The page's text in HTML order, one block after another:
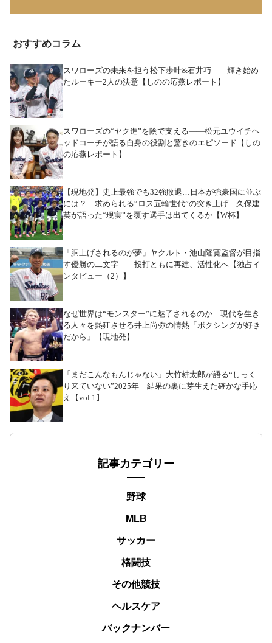
おすすめコラム
スワローズの未来を担う松下歩叶&石井巧――輝き始め
たルーキー2人の決意【しのの応燕レポート】
スワローズの“ヤク進”を陰で支える――松元ユウイチヘ
ッドコーチが語る自身の役割と驚きのエピソード【しの
の応燕レポート】
【現地発】史上最強でも32強敗退…日本が強豪国に並ぶ
には？ 求められる“ロス五輪世代”の突き上げ 久保建
英が語った“現実”を覆す選手は出てくるか【W杯】
「胴上げされるのが夢」ヤクルト・池山隆寛監督が目指
す優勝の二文字――投打ともに再建、活性化へ【独占イ
ンタビュー（2）】
なぜ世界は“モンスター”に魅了されるのか 現代を生き
る人々を熱狂させる井上尚弥の情熱「ボクシングが好き
だから」【現地発】
「まだこんなもんじゃない」大竹耕太郎が語る“しっく
り来ていない”2025年 結果の裏に芽生えた確かな手応
え【vol.1】
記事カテゴリー
野球
MLB
サッカー
格闘技
その他競技
ヘルスケア
バックナンバー